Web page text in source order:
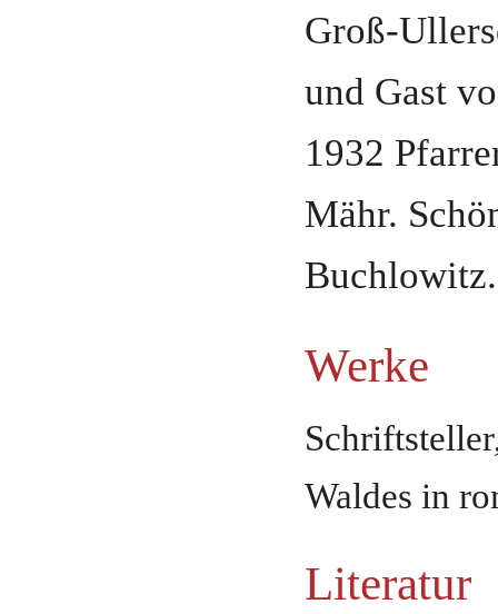
Groß-
und Gast
1932
Mähr.
Buchlowitz.
Werke
Waldes in
Literatur